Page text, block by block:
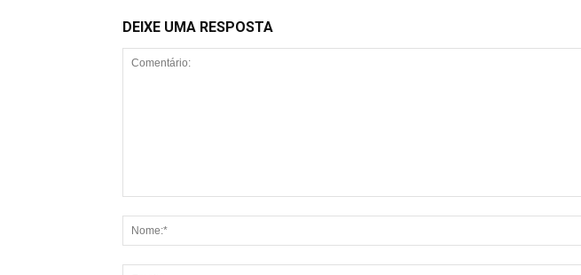
DEIXE UMA RESPOSTA